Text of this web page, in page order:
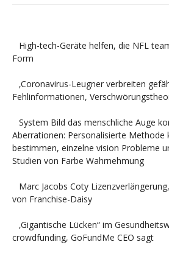
High-tech-Geräte helfen, die NFL
Form
‚Coronavirus-Leugner verbreiten
Fehlinformationen,
System Bild das menschliche Auge
Aberrationen: Personalisierte Methode
bestimmen, einzelne vision Probleme
Studien von Farbe Wahrnehmung
Marc Jacobs Coty
von Franchise-Daisy
‚Gigantische Lücken“ im
crowdfunding, GoFundMe CEO sagt